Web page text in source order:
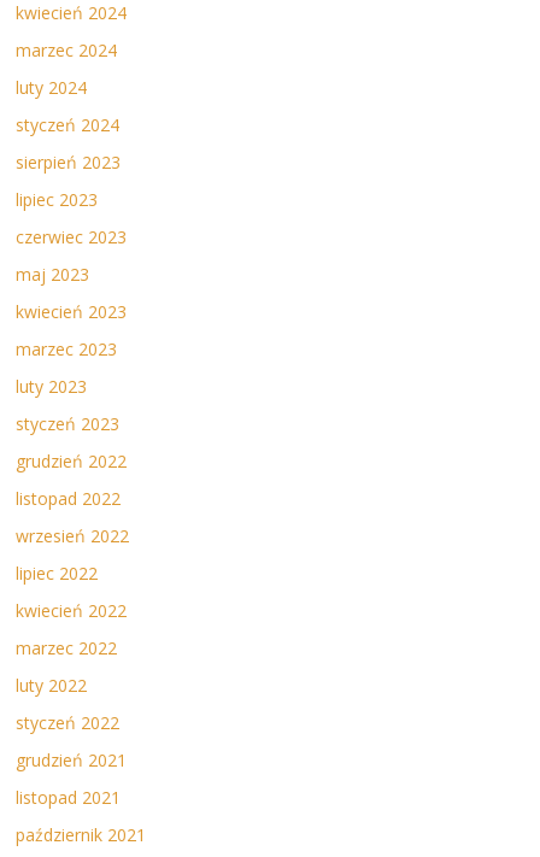
kwiecień 2024
marzec 2024
luty 2024
styczeń 2024
sierpień 2023
lipiec 2023
czerwiec 2023
maj 2023
kwiecień 2023
marzec 2023
luty 2023
styczeń 2023
grudzień 2022
listopad 2022
wrzesień 2022
lipiec 2022
kwiecień 2022
marzec 2022
luty 2022
styczeń 2022
grudzień 2021
listopad 2021
październik 2021